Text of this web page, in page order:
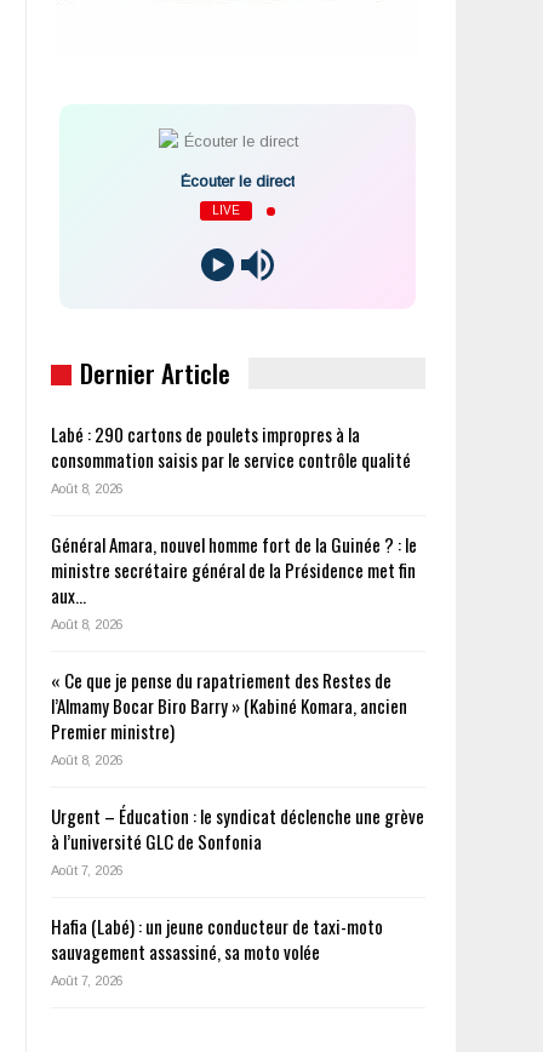
Écouter le direct
LIVE
Dernier Article
Labé : 290 cartons de poulets impropres à la
consommation saisis par le service contrôle qualité
Août 8, 2026
Général Amara, nouvel homme fort de la Guinée ? : le
ministre secrétaire général de la Présidence met fin
aux…
Août 8, 2026
« Ce que je pense du rapatriement des Restes de
l’Almamy Bocar Biro Barry » (Kabiné Komara, ancien
Premier ministre)
Août 8, 2026
Urgent – Éducation : le syndicat déclenche une grève
à l’université GLC de Sonfonia
Août 7, 2026
Hafia (Labé) : un jeune conducteur de taxi-moto
sauvagement assassiné, sa moto volée
Août 7, 2026